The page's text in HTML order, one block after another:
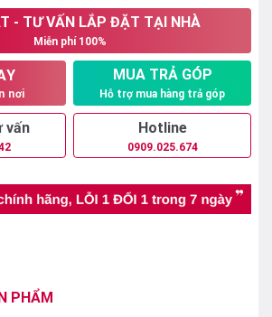
- TƯ VẤN LẮP ĐẶT TẠI NHÀ
Miễn phí 100%
nơi
MUA TRẢ GÓP
Hỗ trợ mua hàng trả góp
vấn Hotline
0909.025.674
PHẨM